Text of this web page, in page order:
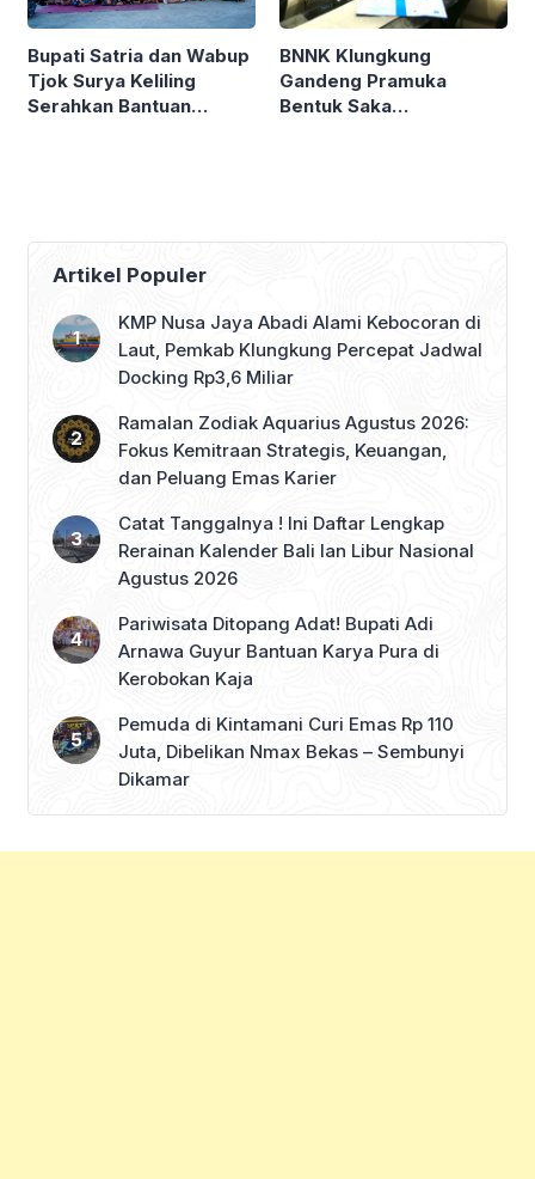
Bupati Satria dan Wabup
Tjok Surya Keliling
Serahkan Bantuan
BNNK Klungkung
Gandeng Pramuka
Bentuk Saka
Artikel Populer
KMP Nusa Jaya Abadi Alami Kebocoran di
Laut, Pemkab Klungkung Percepat Jadwal
Docking Rp3,6 Miliar
Ramalan Zodiak Aquarius Agustus 2026:
Fokus Kemitraan Strategis, Keuangan,
dan Peluang Emas Karier
Catat Tanggalnya ! Ini Daftar Lengkap
Rerainan Kalender Bali lan Libur Nasional
Agustus 2026
Pariwisata Ditopang Adat! Bupati Adi
Arnawa Guyur Bantuan Karya Pura di
Kerobokan Kaja
Pemuda di Kintamani Curi Emas Rp 110
Juta, Dibelikan Nmax Bekas – Sembunyi
Dikamar